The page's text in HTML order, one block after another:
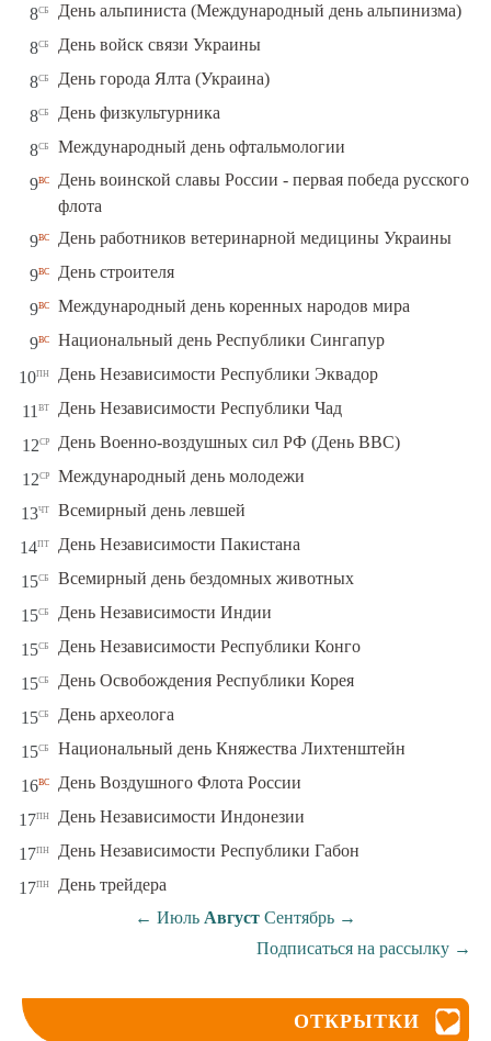
8сб День альпиниста (Международный день альпинизма)
8сб День войск связи Украины
8сб День города Ялта (Украина)
8сб День физкультурника
8сб Международный день офтальмологии
9вс
День воинской славы России - первая победа русского
флота
9вс День работников ветеринарной медицины Украины
9вс День строителя
9вс Международный день коренных народов мира
9вс Национальный день Республики Сингапур
10пн День Независимости Республики Эквадор
11 вт День Независимости Республики Чад
12ср День Военно-воздушных сил РФ (День ВВС)
12ср Международный день молодежи
13чт Всемирный день левшей
14пт День Независимости Пакистана
15сб Всемирный день бездомных животных
15сб День Независимости Индии
15сб День Независимости Республики Конго
15сб День Освобождения Республики Корея
15сб День археолога
15сб Национальный день Княжества Лихтенштейн
16вс День Воздушного Флота России
17пн День Независимости Индонезии
17пн День Независимости Республики Габон
17пн
День трейдера
← Июль Август Сентябрь →
Подписаться на рассылку →
ОТКРЫТКИ